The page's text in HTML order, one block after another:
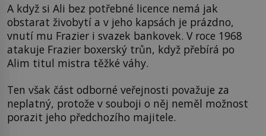
A když si Ali bez potřebné licence nemá jak
obstarat živobytí a v jeho kapsách je prázdno,
vnutí mu Frazier i svazek bankovek. V roce 1968
atakuje Frazier boxerský trůn, když přebírá po
Alim titul mistra těžké váhy.
Ten však část odborné veřejnosti považuje za
neplatný, protože v souboji o něj neměl možnost
porazit jeho předchozího majitele.